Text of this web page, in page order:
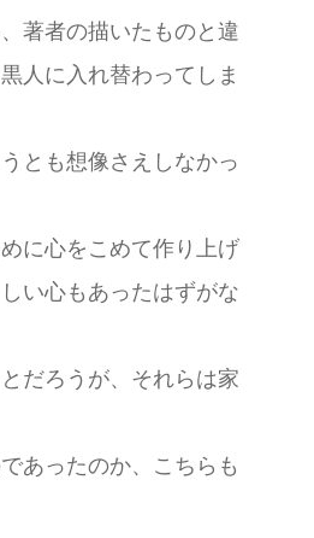
著者の描いたものと違
人に入れ替わってしま
とも想像さえしなかっ
に心をこめて作り上げ
い心もあったはずがな
だろうが、それらは家
あったのか、こちらも